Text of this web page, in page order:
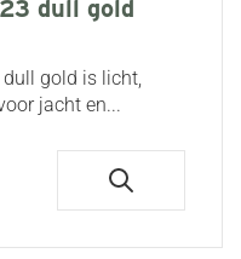
dull gold
dull gold is licht,
jacht en...